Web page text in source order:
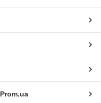
Prom.ua